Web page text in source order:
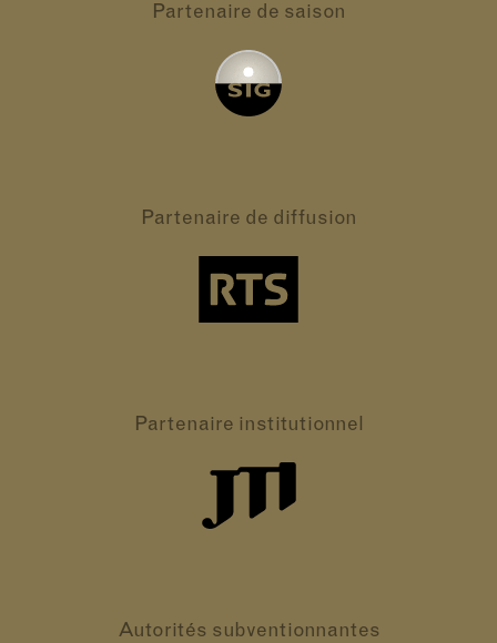
Partenaire de saison
Partenaire de diffusion
Partenaire institutionnel
Autorités subventionnantes